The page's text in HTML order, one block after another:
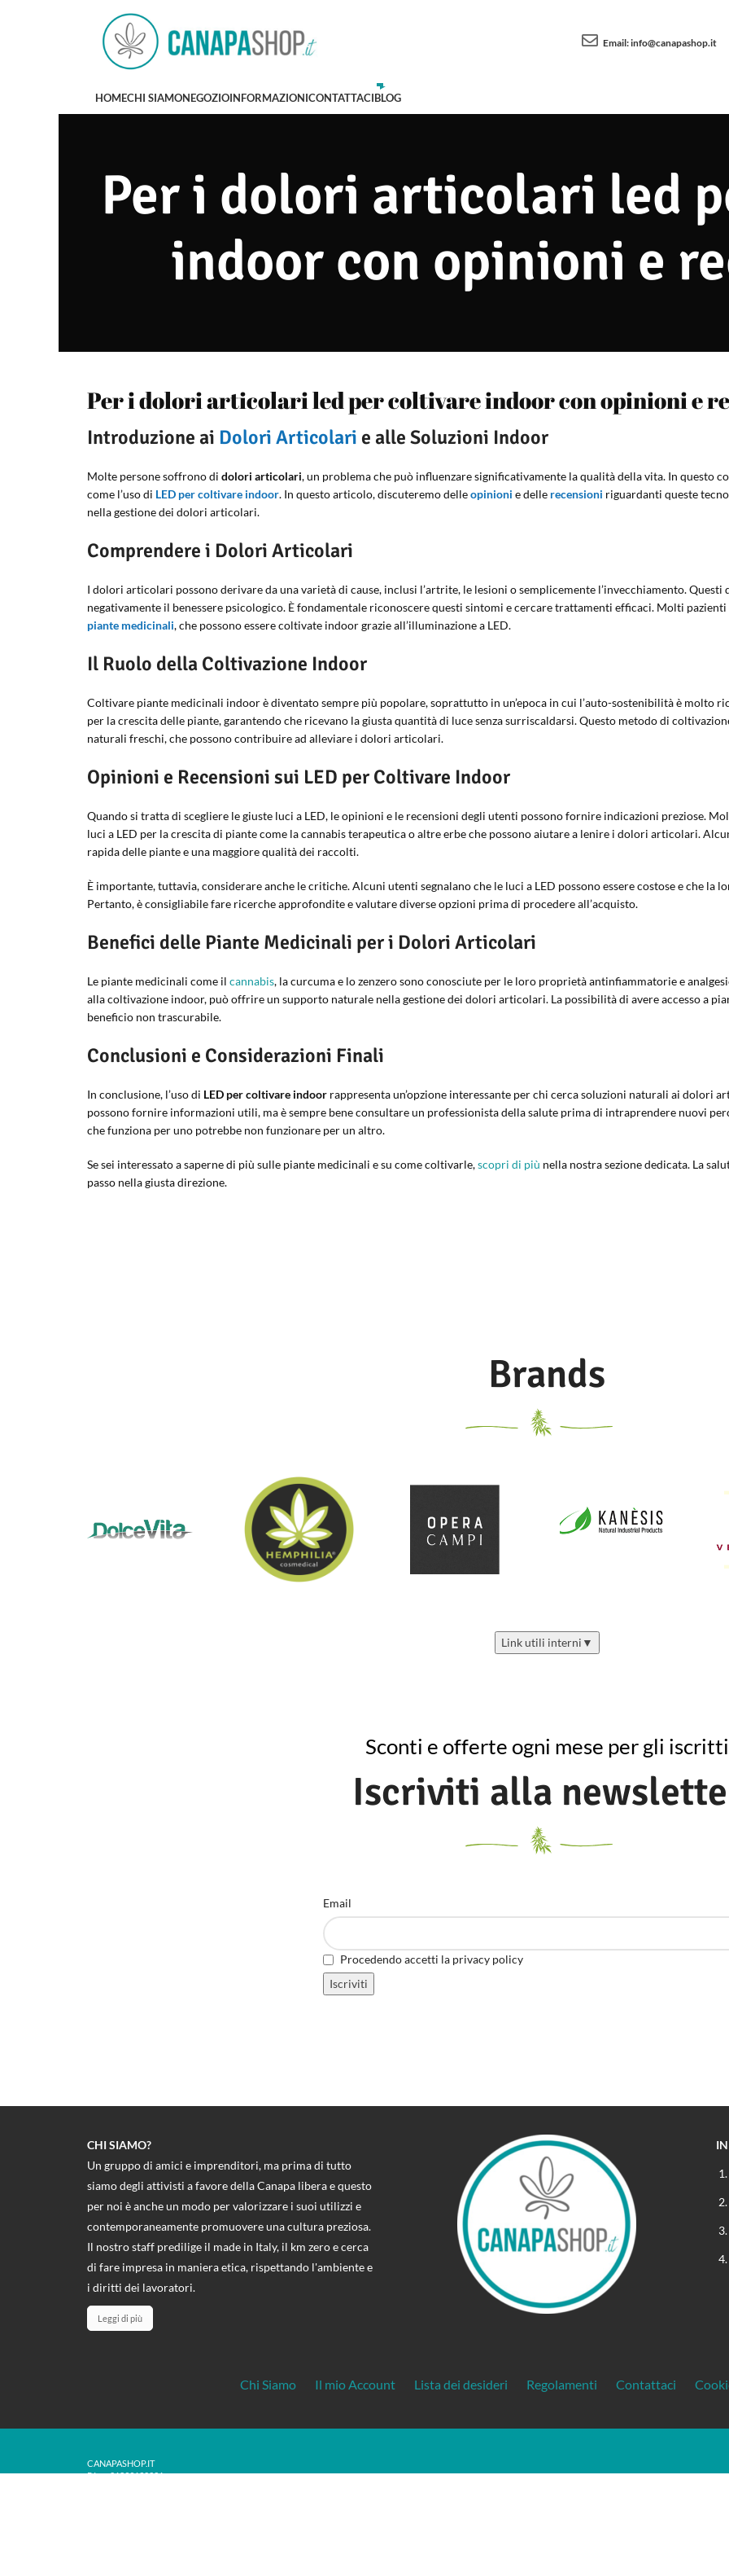
Email:info@canapashop.it
HOMECHI SIAMONEGOZIOINFORMAZIONICONTATTACIBLOG
Per i dolori articolari led
indoor con opinioni e
Per i dolori articolari led per coltivare indoor con opinioni e
Introduzione ai Dolori Articolari e alle Soluzioni Indoor
Molte persone soffrono di dolori articolari, un problema che può influenzare significativamente la qualità della vita. In questo
come l’uso di LED per coltivare indoor. In questo articolo, discuteremo delleopinioni e delle recensioni riguardanti queste
nella gestione dei dolori articolari.
Comprendere i Dolori Articolari
I dolori articolari possono derivare da una varietà di cause, inclusi l’artrite, le lesioni o semplicemente l’invecchiamento.
negativamente il benessere psicologico. È fondamentale riconoscere questi sintomi e cercare trattamenti efficaci. Molti
piante medicinali, che possono essere coltivate indoor grazie all’illuminazione a LED.
Il Ruolo della Coltivazione Indoor
Coltivare piante medicinali indoor è diventato sempre più popolare, soprattutto in un’epoca in cui l’auto-sostenibilità è molto
per la crescita delle piante, garantendo che ricevano la giusta quantità di luce senza surriscaldarsi. Questo metodo di
naturali freschi, che possono contribuire ad alleviare i dolori articolari.
Opinioni e Recensioni sui LED per Coltivare Indoor
Quando si tratta di scegliere le giuste luci a LED, le opinioni e le recensioni degli utenti possono fornire indicazioni preziose.
luci a LED per la crescita di piante come la cannabis terapeutica o altre erbe che possono aiutare a lenire i dolori articolari.
rapida delle piante e una maggiore qualità dei raccolti.
È importante, tuttavia, considerare anche le critiche. Alcuni utenti segnalano che le luci a LED possono essere costose e che la
Pertanto, è consigliabile fare ricerche approfondite e valutare diverse opzioni prima di procedere all’acquisto.
Benefici delle Piante Medicinali per i Dolori Articolari
Le piante medicinali come il cannabis, la curcuma e lo zenzero sono conosciute per le loro proprietà antinfiammatorie e
alla coltivazione indoor, può offrire un supporto naturale nella gestione dei dolori articolari. La possibilità di avere accesso a
beneficio non trascurabile.
Conclusioni e Considerazioni Finali
In conclusione, l’uso di LED per coltivare indoor rappresenta un’opzione interessante per chi cerca soluzioni naturali ai dolori
possono fornire informazioni utili, ma è sempre bene consultare un professionista della salute prima di intraprendere nuovi
che funziona per uno potrebbe non funzionare per un altro.
Se sei interessato a saperne di più sulle piante medicinali e su come coltivarle,scopri di più nella nostra sezione dedicata. La
passo nella giusta direzione.
Brands
Link utili interni ▼
Sconti e offerte ogni mese per gli iscritti
Iscriviti alla
Email
Procedendo accetti la privacy policy
CHI SIAMO?
Un gruppo di amici e imprenditori, ma prima di tutto
siamo degli attivisti a favore della Canapa libera e questo
per noi è anche un modo per valorizzare i suoi utilizzi e
contemporaneamente promuovere una cultura preziosa.
Il nostro staff predilige il made in Italy, il km zero e cerca
di fare impresa in maniera etica, rispettando l'ambiente e
i diritti dei lavoratori.
Leggi di più
Chi Siamo Il mio Account Lista dei desideri Regolamenti Contattaci
CANAPASHOP.IT
P.Iva: 01899130221